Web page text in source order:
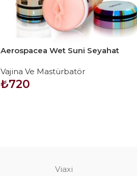
Aerospacea Wet Suni Seyahat
Vajina Ve Mastürbatör
₺720
Viaxi